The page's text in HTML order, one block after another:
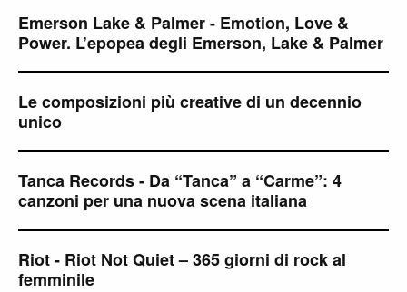
Emerson Lake & Palmer - Emotion, Love &
Power. L’epopea degli Emerson, Lake & Palmer
Le composizioni più creative di un decennio
unico
Tanca Records - Da “Tanca” a “Carme”: 4
canzoni per una nuova scena italiana
Riot - Riot Not Quiet – 365 giorni di rock al
femminile